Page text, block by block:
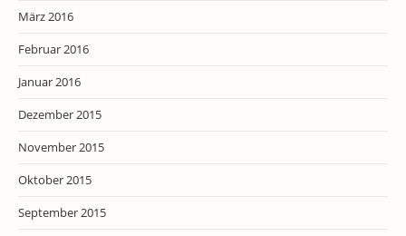
März 2016
Februar 2016
Januar 2016
Dezember 2015
November 2015
Oktober 2015
September 2015